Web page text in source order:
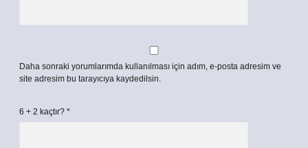
Daha sonraki yorumlarımda kullanılması için adım, e-posta adresim ve
site adresim bu tarayıcıya kaydedilsin.
6 + 2 kaçtır? *